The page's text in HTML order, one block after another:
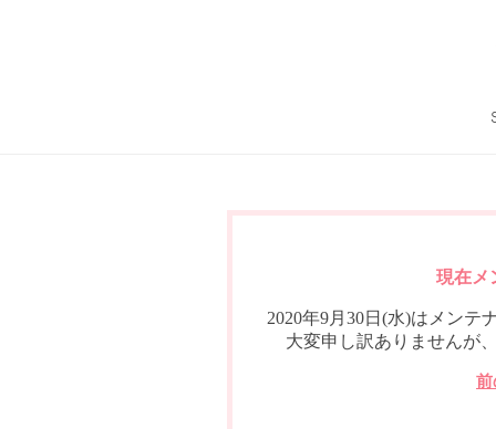
現在メ
2020年9月30日(水)はメンテ
大変申し訳ありませんが
前